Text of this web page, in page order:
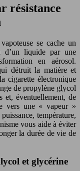
résistance
se cache un
d’un liquide par une
en aérosol.
détruit la matière et
cigarette électronique
de propylène glycol
et, éventuellement, de
vers une « vapeur »
température,
vous aide à éviter
la durée de vie de
et glycérine